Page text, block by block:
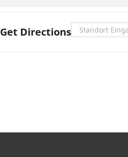
Get Directions Address -